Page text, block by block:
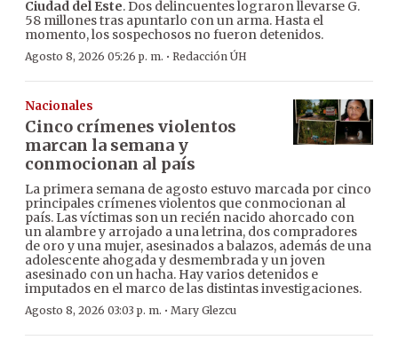
Ciudad del Este. Dos delincuentes lograron llevarse G.
58 millones tras apuntarlo con un arma. Hasta el
momento, los sospechosos no fueron detenidos.
Agosto 8, 2026 05:26 p. m. · Redacción ÚH
Nacionales
Cinco crímenes violentos
marcan la semana y
conmocionan al país
La primera semana de agosto estuvo marcada por cinco
principales crímenes violentos que conmocionan al
país. Las víctimas son un recién nacido ahorcado con
un alambre y arrojado a una letrina, dos compradores
de oro y una mujer, asesinados a balazos, además de una
adolescente ahogada y desmembrada y un joven
asesinado con un hacha. Hay varios detenidos e
imputados en el marco de las distintas investigaciones.
Agosto 8, 2026 03:03 p. m. · Mary Glezcu